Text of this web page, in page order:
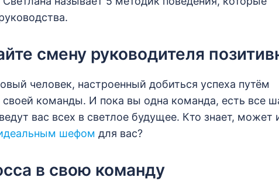
смену руководителя
человек, настроенный добиться успеха путём
команды. И пока вы одна команда, есть все
вас всех в светлое будущее. Кто знает, может
шефом для вас?
в свою команду